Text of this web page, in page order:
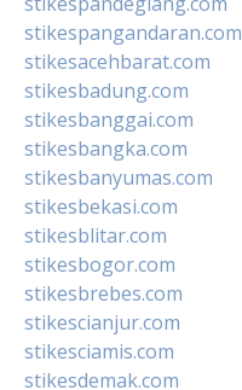
stikespangandaran.com
stikesacehbarat.com
stikesbadung.com
stikesbanggai.com
stikesbangka.com
stikesbanyumas.com
stikesbekasi.com
stikesblitar.com
stikesbogor.com
stikesbrebes.com
stikescianjur.com
stikesciamis.com
stikesdemak.com